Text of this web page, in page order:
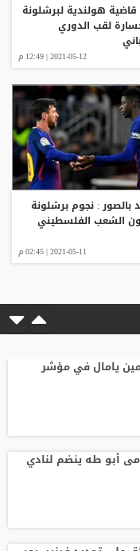
هولندية لبرشلونة
لقب الدوري
2021-05-12 | 12:49 م
بالصور : نجوم برشلونة
الشعب الفلسطيني
2021-05-11 | 02:45 م
يامال في مؤشر
أبو طه ينضم لنادي